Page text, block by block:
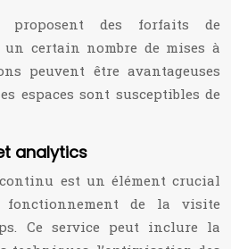
proposent des forfaits de
certain nombre de mises à
peuvent être avantageuses
espaces sont susceptibles de
analytics
est un élément crucial
de la visite
Ce service peut inclure la